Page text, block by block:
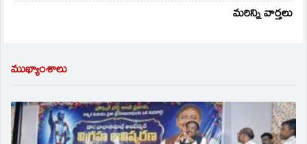
మరిన్ని వార్తలు
ముఖ్యాంశాలు